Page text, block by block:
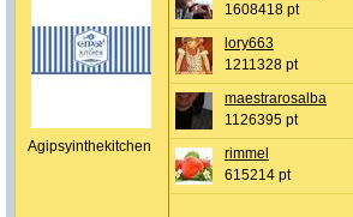
Agipsyinthekitchen
1608418 pt
lory663
1211328 pt
maestrarosalba
1126395 pt
rimmel
615214 pt